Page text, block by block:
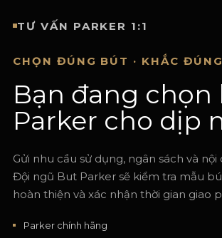
TƯ VẤN PARKER 1:1
CHỌN ĐÚNG BÚT · KHẮC
Bạn đang chọn
Parker cho dịp
Gửi nhu cầu sử dụng, ngân sách và
Đội ngũ But Parker sẽ kiểm tra mẫu
hoàn thiện và xác nhận thời gian giao
Parker chính hãng